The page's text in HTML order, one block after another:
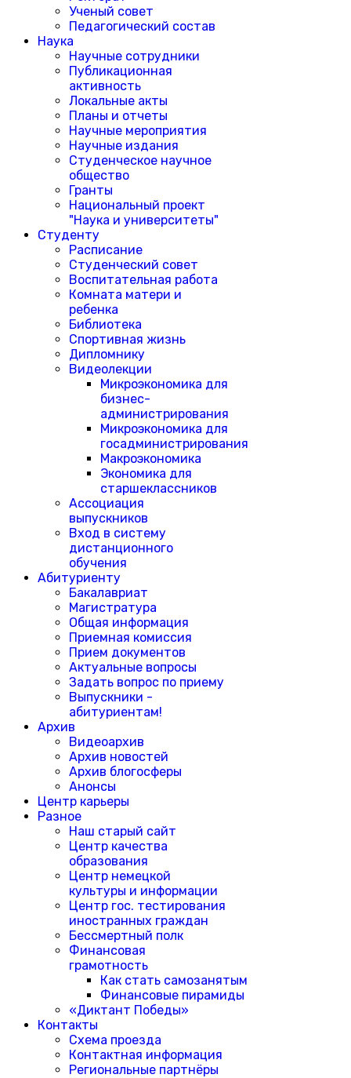
Ученый совет
Педагогический состав
Наука
Научные сотрудники
Публикационная
активность
Локальные акты
Планы и отчеты
Научные мероприятия
Научные издания
Студенческое научное
общество
Гранты
Национальный проект
"Наука и университеты"
Студенту
Расписание
Студенческий совет
Воспитательная работа
Комната матери и
ребенка
Библиотека
Спортивная жизнь
Дипломнику
Видеолекции
Микроэкономика для
бизнес-
администрирования
Микроэкономика для
госадминистрирования
Макроэкономика
Экономика для
старшеклассников
Ассоциация
выпускников
Вход в систему
дистанционного
обучения
Абитуриенту
Бакалавриат
Магистратура
Общая информация
Приемная комиссия
Прием документов
Актуальные вопросы
Задать вопрос по приему
Выпускники -
абитуриентам!
Архив
Видеоархив
Архив новостей
Архив блогосферы
Анонсы
Центр карьеры
Разное
Наш старый сайт
Центр качества
образования
Центр немецкой
культуры и информации
Центр гос. тестирования
иностранных граждан
Бессмертный полк
Финансовая
грамотность
Как стать самозанятым
Финансовые пирамиды
«Диктант Победы»
Контакты
Схема проезда
Контактная информация
Региональные партнёры